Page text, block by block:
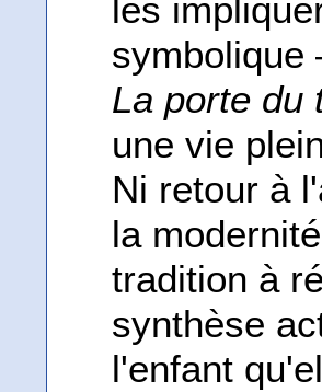
les
La porte du
une vie
Ni retour à
la
tradition à
synthèse
l'enfant